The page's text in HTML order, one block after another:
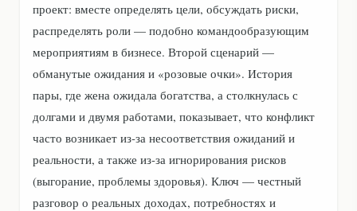
проект: вместе определять цели, обсуждать риски,
распределять роли — подобно командообразующим
мероприятиям в бизнесе. Второй сценарий —
обманутые ожидания и «розовые очки». История
пары, где жена ожидала богатства, а столкнулась с
долгами и двумя работами, показывает, что конфликт
часто возникает из-за несоответствия ожиданий и
реальности, а также из-за игнорирования рисков
(выгорание, проблемы здоровья). Ключ — честный
разговор о реальных доходах, потребностях и